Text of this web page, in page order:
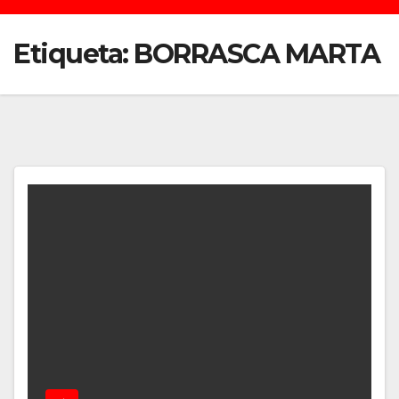
Etiqueta: BORRASCA MARTA